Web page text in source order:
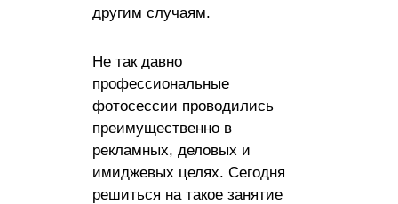
другим случаям.
Не так давно
профессиональные
фотосессии проводились
преимущественно в
рекламных, деловых и
имиджевых целях. Сегодня
решиться на такое занятие